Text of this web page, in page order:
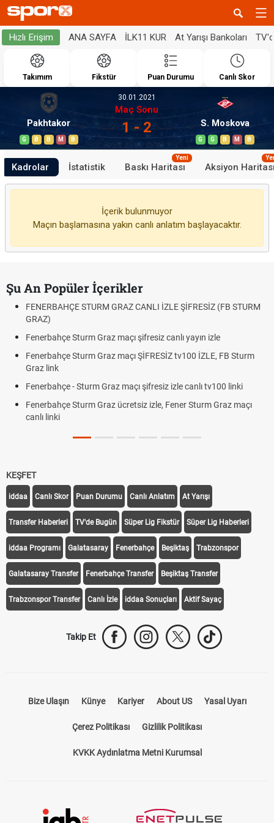
Hızlı Erişim ANA SAYFA İLK11 KUR At Yarışı Bankoları
Takımım Fikstür Puan Durumu Canlı Skor
Pakhtakor
G B B M B
30.01.2021
Maç Sonu
1 - 2 S. Moskova
G G B M B
Kadrolar İstatistik Baskı Haritası
Yeni
Aksiyon
İçerik bulunmuyor
Maçın başlamasına yakın canlı anlatım başlayacaktır.
Şu An Popüler İçerikler
FENERBAHÇE STURM GRAZ CANLI İZLE ŞİFRESİZ (FB STURM
GRAZ)
Fenerbahçe Sturm Graz maçı şifresiz canlı yayın izle
Fenerbahçe Sturm Graz maçı ŞİFRESİZ tv100 İZLE, FB Sturm
Graz link
Fenerbahçe - Sturm Graz maçı şifresiz izle canlı tv100 linki
Fenerbahçe Sturm Graz ücretsiz izle, Fener Sturm Graz maçı
canlı linki
KEŞFET
iddaa Canlı Skor Puan Durumu Canlı Anlatım At Yarışı
Transfer Haberleri TV'de Bugün Süper Lig Fikstür Süper Lig Haberleri
iddaa Programı Galatasaray Fenerbahçe Beşiktaş Trabzonspor
Galatasaray Transfer Fenerbahçe Transfer Beşiktaş Transfer
Trabzonspor Transfer Canlı İzle iddaa Sonuçları Aktif Sayaç
Takip Et
Bize Ulaşın Künye Kariyer About US Yasal Uyarı
Çerez Politikası Gizlilik Politikası
KVKK Aydınlatma Metni Kurumsal